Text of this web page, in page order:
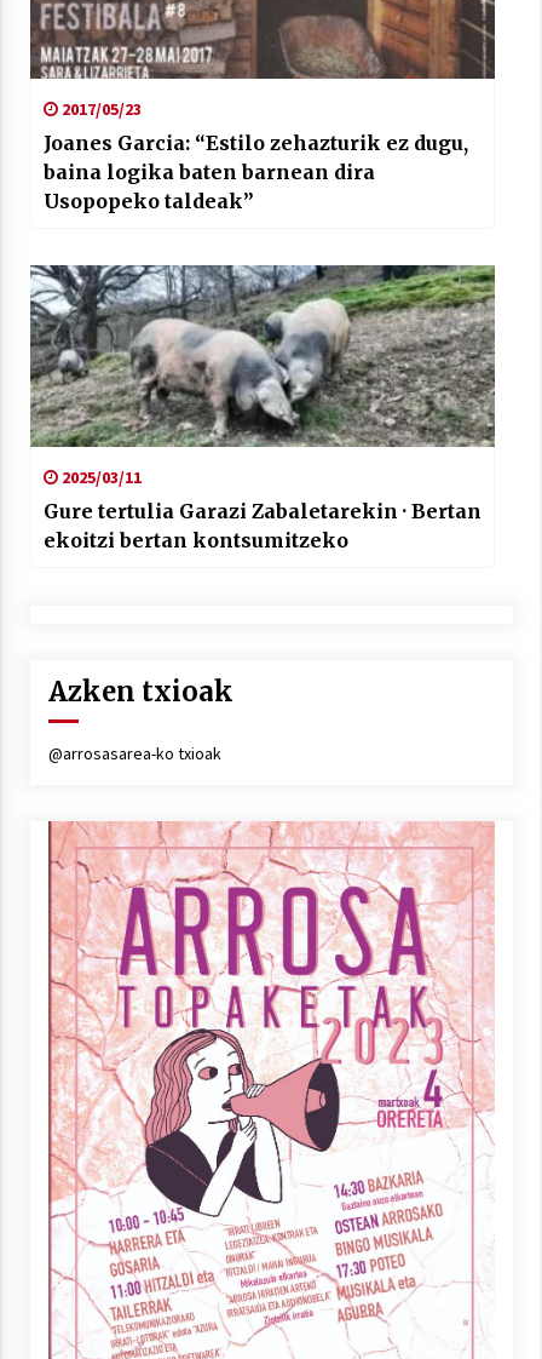
2017/05/23
Joanes Garcia: “Estilo zehazturik ez dugu,
baina logika baten barnean dira
Usopopeko taldeak”
2025/03/11
Gure tertulia Garazi Zabaletarekin · Bertan
ekoitzi bertan kontsumitzeko
Azken txioak
@arrosasarea-ko txioak